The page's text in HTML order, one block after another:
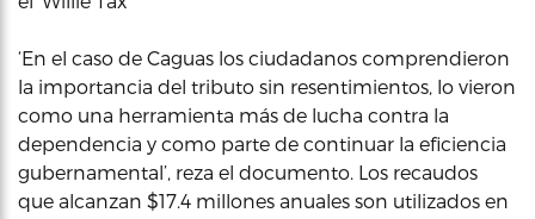
‘En el caso de Caguas los ciudadanos comprendieron
la importancia del tributo sin resentimientos, lo vieron
como una herramienta más de lucha contra la
dependencia y como parte de continuar la eficiencia
gubernamental’, reza el documento. Los recaudos
que alcanzan $17.4 millones anuales son utilizados en